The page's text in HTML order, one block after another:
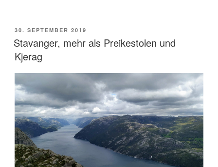
VERÖFFENTLICHT
AM
30. SEPTEMBER 2019
Stavanger, mehr als Preikestolen und
Kjerag